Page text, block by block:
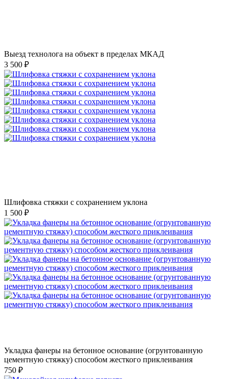
Выезд технолога на объект в пределах МКАД
3 500 ₽
Шлифовка стяжки с сохранением уклона
1 500 ₽
Укладка фанеры на бетонное основание (огрунтованную
цементную стяжку) способом жесткого приклеивания
750 ₽